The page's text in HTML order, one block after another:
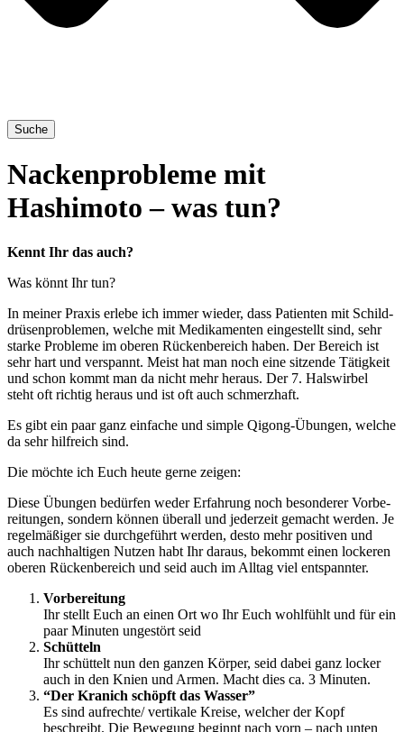
Suche
Nackenprobleme mit
Hashimoto – was tun?
Kennt Ihr das auch?
Was könnt Ihr tun?
In mei­ner Pra­xis erle­be ich immer wie­der, dass Pati­en­ten mit Schild­
drü­sen­pro­ble­men, wel­che mit Medi­ka­men­ten ein­ge­stellt sind, sehr
star­ke Pro­ble­me im obe­ren Rücken­be­reich haben. Der Bereich ist
sehr hart und ver­spannt. Meist hat man noch eine sit­zen­de Tätig­keit
und schon kommt man da nicht mehr her­aus. Der 7. Hals­wir­bel
steht oft rich­tig her­aus und ist oft auch schmerzhaft.
Es gibt ein paar ganz ein­fa­che und simp­le Qigong-Übun­gen, wel­che
da sehr hilf­reich sind.
Die möch­te ich Euch heu­te ger­ne zeigen:
Die­se Übun­gen bedür­fen weder Erfah­rung noch beson­de­rer Vor­be­
rei­tun­gen, son­dern kön­nen über­all und jeder­zeit gemacht wer­den. Je
regel­mä­ßi­ger sie durch­ge­führt wer­den, des­to mehr posi­ti­ven und
auch nach­hal­ti­gen Nut­zen habt Ihr dar­aus, bekommt einen locke­ren
obe­ren Rücken­be­reich und seid auch im All­tag viel entspannter.
Vor­be­rei­tung
Ihr stellt Euch an einen Ort wo Ihr Euch wohl­fühlt und für ein
paar Minu­ten unge­stört seid
Schüt­teln
Ihr schüt­telt nun den gan­zen Kör­per, seid dabei ganz locker
auch in den Knien und Armen. Macht dies ca. 3 Minuten.
“Der Kra­nich schöpft das Wasser”
Es sind aufrechte/ ver­ti­ka­le Krei­se, wel­cher der Kopf
beschreibt. Die Bewe­gung beginnt nach vorn – nach unten